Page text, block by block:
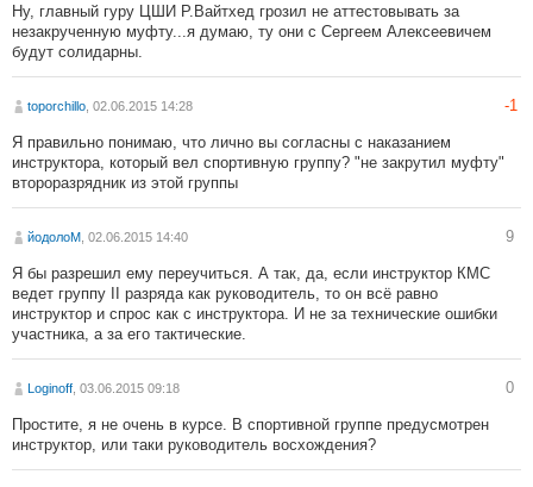
Ну, главный гуру ЦШИ Р.Вайтхед грозил не аттестовывать за
незакрученную муфту...я думаю, ту они с Сергеем Алексеевичем
будут солидарны.
toporchillo , 02.06.2015 14:28 -1
Я правильно понимаю, что лично вы согласны с наказанием
инструктора, который вел спортивную группу? "не закрутил муфту"
второразрядник из этой группы
йодолоМ , 02.06.2015 14:40 9
Я бы разрешил ему переучиться. А так, да, если инструктор КМС
ведет группу II разряда как руководитель, то он всё равно
инструктор и спрос как с инструктора. И не за технические ошибки
участника, а за его тактические.
Loginoff , 03.06.2015 09:18 0
Простите, я не очень в курсе. В спортивной группе предусмотрен
инструктор, или таки руководитель восхождения?